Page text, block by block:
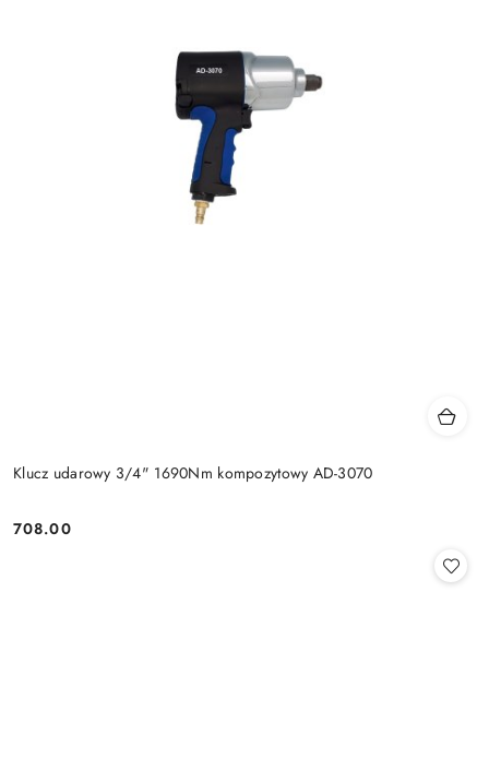
Klucz udarowy 3/4" 1690Nm kompozytowy AD-3070
Cena:
708.00